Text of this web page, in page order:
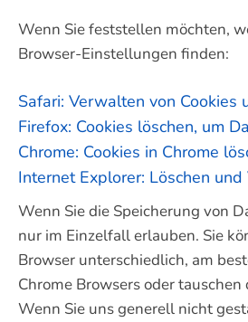
Wenn Sie feststellen möchten,
Browser-Einstellungen finden:
Safari: Verwalten von
Firefox: Cookies löschen, um
Chrome: Cookies in Chrome
Internet Explorer: Löschen
Wenn Sie die Speicherung von
nur im Einzelfall erlauben. Sie
Browser unterschiedlich, am
Chrome Browsers oder tauschen
Wenn Sie uns generell nicht